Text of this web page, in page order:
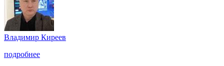
Владимир Киреев
подробнее